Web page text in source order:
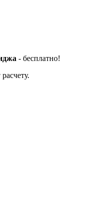
- бесплатно!